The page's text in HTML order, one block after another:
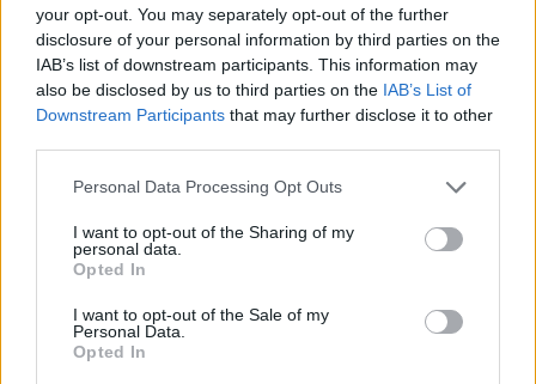
your opt-out. You may separately opt-out of the further
disclosure of your personal information by third parties on the
IAB’s list of downstream participants. This information may
also be disclosed by us to third parties on the IAB’s List of
Downstream Participants that may further disclose it to other
Personal Data Processing Opt Outs
I want to opt-out of the Sharing of my
personal data.
Opted In
I want to opt-out of the Sale of my
Personal Data.
Opted In
Ακολουθήστε το E-Radio.gr στοGoogle News
και μάθετε πρώτοι τα πιο hot νέα .
Διαβάστε περισσότερα θέματα γιαΜόδα,
Ομορφιά,Σχέσειςκαι φυσικάCelebrities
στο νέο
Ακολουθήστε το E-Radio.gr και στο Instagram
ΔΙΑΦΗΜΙΣΗ